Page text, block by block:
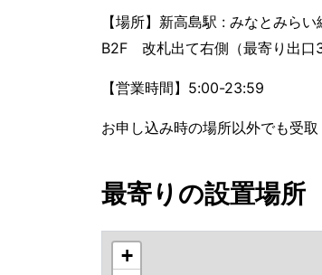
【場所】新高島駅 : みなとみら
B2F 改札出て右側（最寄り出口3
【営業時間】5:00-23:59
お申し込み時の場所以外でも受
最寄りの設置場所
+